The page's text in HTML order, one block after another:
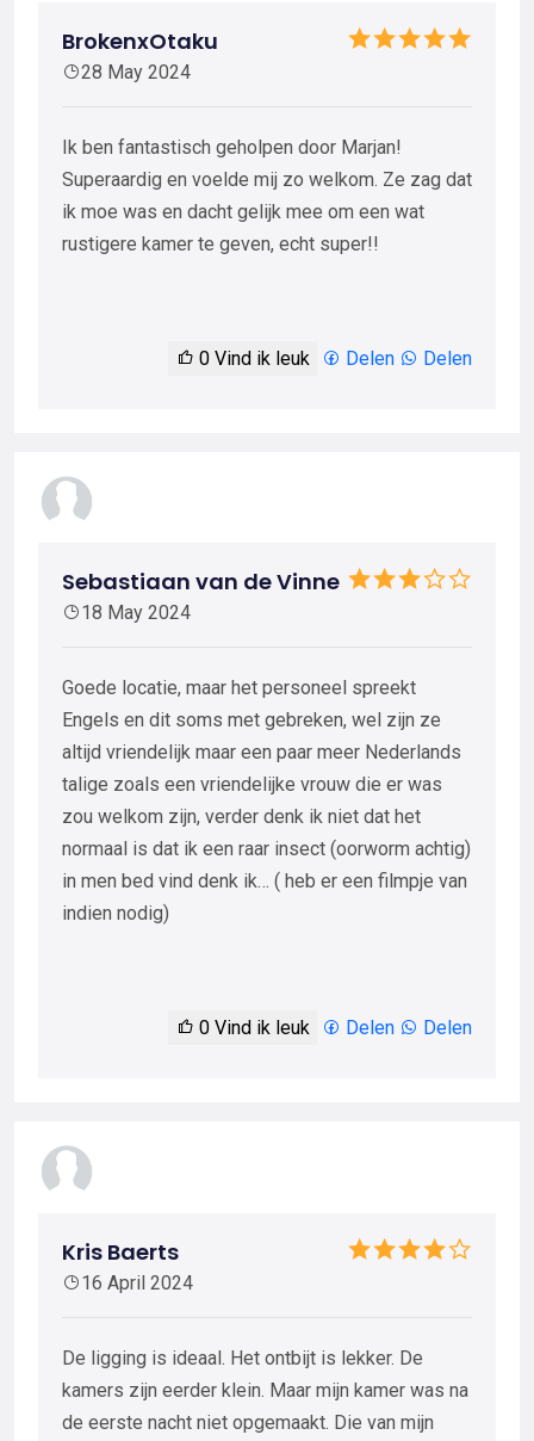
BrokenxOtaku
28 May 2024
Ik ben fantastisch geholpen door Marjan!
Superaardig en voelde mij zo welkom. Ze zag dat
ik moe was en dacht gelijk mee om een wat
rustigere kamer te geven, echt super!!
0 Vind ik leuk Delen Delen
Sebastiaan van de Vinne
18 May 2024
Goede locatie, maar het personeel spreekt
Engels en dit soms met gebreken, wel zijn ze
altijd vriendelijk maar een paar meer Nederlands
talige zoals een vriendelijke vrouw die er was
zou welkom zijn, verder denk ik niet dat het
normaal is dat ik een raar insect (oorworm achtig)
in men bed vind denk ik… ( heb er een filmpje van
indien nodig)
0 Vind ik leuk Delen Delen
Kris Baerts
16 April 2024
De ligging is ideaal. Het ontbijt is lekker. De
kamers zijn eerder klein. Maar mijn kamer was na
de eerste nacht niet opgemaakt. Die van mijn